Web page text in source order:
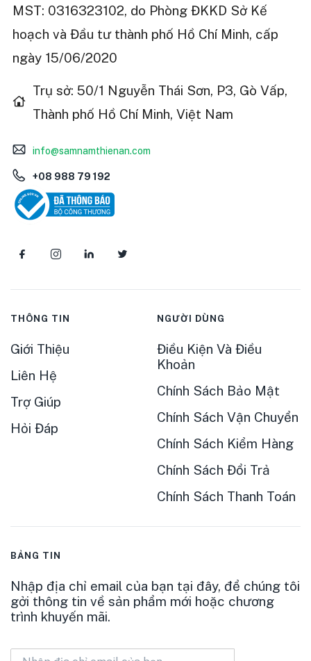
MST: 0316323102, do Phòng ĐKKD Sở Kế
hoạch và Đầu tư thành phố Hồ Chí Minh, cấp
ngày 15/06/2020
Trụ sở: 50/1 Nguyễn Thái Sơn, P3, Gò Vấp,
Thành phố Hồ Chí Minh, Việt Nam
info@samnamthienan.com
+08 988 79 192
THÔNG TIN
Giới Thiệu
Liên Hệ
Trợ Giúp
Hỏi Đáp
NGƯỜI DÙNG
Điều Kiện Và Điều
Khoản
Chính Sách Bảo Mật
Chính Sách Vận Chuyển
Chính Sách Kiểm Hàng
Chính Sách Đổi Trả
Chính Sách Thanh Toán
BẢNG TIN
Nhập địa chỉ email của bạn tại đây, để chúng tôi
gởi thông tin về sản phẩm mới hoặc chương
trình khuyến mãi.